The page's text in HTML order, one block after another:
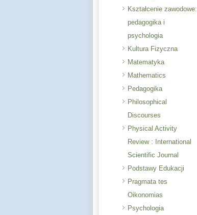
Kształcenie zawodowe:
pedagogika i
psychologia
Kultura Fizyczna
Matematyka
Mathematics
Pedagogika
Philosophical
Discourses
Physical Activity
Review : International
Scientific Journal
Podstawy Edukacji
Pragmata tes
Oikonomias
Psychologia